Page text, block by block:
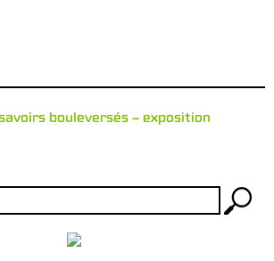
bouleversés – exposition